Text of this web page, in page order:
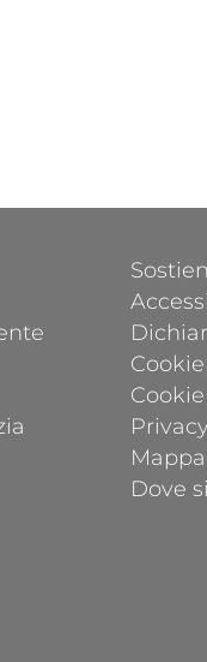
FOOTER
Dove